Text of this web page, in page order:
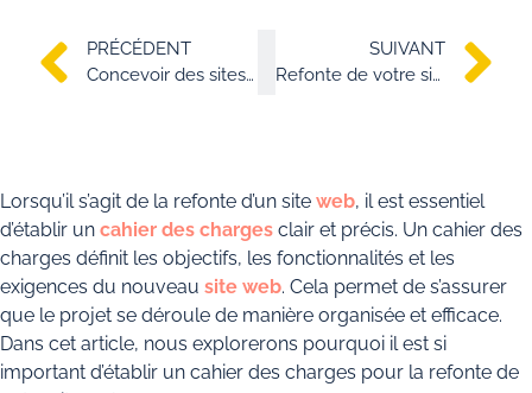
PRÉCÉDENT
Concevoir des sites Web plus durables et éco-responsables
SUIVANT
Refonte de votre site wordpress avec l’agence Wake Up en Vendée : pourquoi et comment rénover son site web ?
Lorsqu’il s’agit de la refonte d’un site web, il est essentiel
d’établir un cahier des charges clair et précis. Un cahier des
charges définit les objectifs, les fonctionnalités et les
exigences du nouveau site web. Cela permet de s’assurer
que le projet se déroule de manière organisée et efficace.
Dans cet article, nous explorerons pourquoi il est si
important d’établir un cahier des charges pour la refonte de